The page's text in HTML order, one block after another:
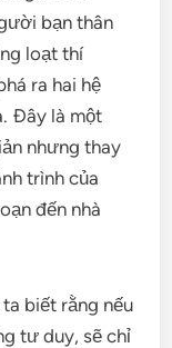
bạn thân
loạt thí
ra hai hệ
Đây là một
nhưng thay
trình của
đến nhà
biết rằng nếu
tư duy, sẽ chỉ